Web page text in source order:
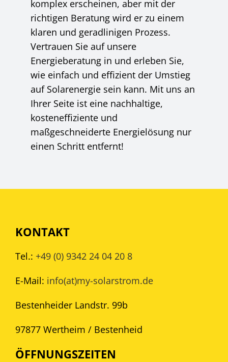
komplex erscheinen, aber mit der
richtigen Beratung wird er zu einem
klaren und geradlinigen Prozess.
Vertrauen Sie auf unsere
Energieberatung in und erleben Sie,
wie einfach und effizient der Umstieg
auf Solarenergie sein kann. Mit uns an
Ihrer Seite ist eine nachhaltige,
kosteneffiziente und
maßgeschneiderte Energielösung nur
einen Schritt entfernt!
KONTAKT
Tel.: +49 (0) 9342 24 04 20 8
E-Mail: info(at)my-solarstrom.de
Bestenheider Landstr. 99b
97877 Wertheim / Bestenheid
ÖFFNUNGSZEITEN